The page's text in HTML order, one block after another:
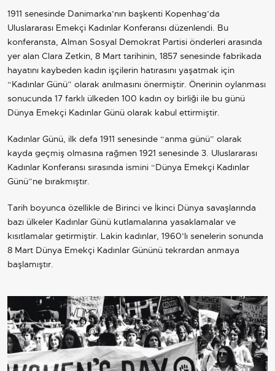
1911 senesinde Danimarka’nın başkenti Kopenhag’da
Uluslararası Emekçi Kadınlar Konferansı düzenlendi. Bu
konferansta, Alman Sosyal Demokrat Partisi önderleri arasında
yer alan Clara Zetkin, 8 Mart tarihinin, 1857 senesinde fabrikada
hayatını kaybeden kadın işçilerin hatırasını yaşatmak için
“Kadınlar Günü” olarak anılmasını önermiştir. Önerinin oylanması
sonucunda 17 farklı ülkeden 100 kadın oy birliği ile bu günü
Dünya Emekçi Kadınlar Günü olarak kabul ettirmiştir.
Kadınlar Günü, ilk defa 1911 senesinde “anma günü” olarak
kayda geçmiş olmasına rağmen 1921 senesinde 3. Uluslararası
Kadınlar Konferansı sırasında ismini “Dünya Emekçi Kadınlar
Günü”ne bırakmıştır.
Tarih boyunca özellikle de Birinci ve İkinci Dünya savaşlarında
bazı ülkeler Kadınlar Günü kutlamalarına yasaklamalar ve
kısıtlamalar getirmiştir. Lakin kadınlar, 1960’lı senelerin sonunda
8 Mart Dünya Emekçi Kadınlar Gününü tekrardan anmaya
başlamıştır.